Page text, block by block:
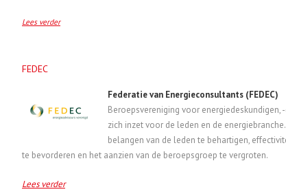
Lees verder
FEDEC
Federatie van Energieconsultants (FEDEC)
Beroepsvereniging voor energiedeskundigen,
zich inzet voor de leden en de
belangen van de leden te behartigen,
te bevorderen en het aanzien van de beroepsgroep te vergroten.
Lees verder